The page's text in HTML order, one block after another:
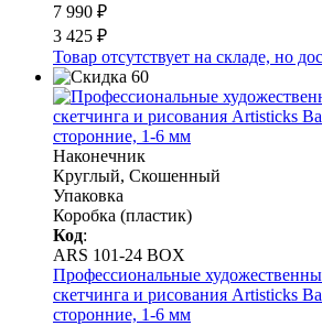
7 990 ₽
3 425 ₽
Товар отсутствует на складе, но
Наконечник
Круглый, Скошенный
Упаковка
Коробка (пластик)
Код:
ARS 101-24 BOX
Профессиональные
скетчинга и рисования Artisticks
сторонние, 1-6 мм